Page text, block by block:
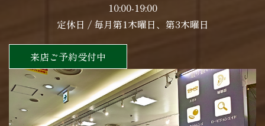
10:00-19:00
定休日 / 毎月第1木曜日、第3木曜日
来店ご予約受付中